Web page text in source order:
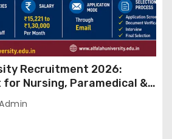
Recruitment 2026:
Nursing, Paramedical &
Posts, Apply Through Email